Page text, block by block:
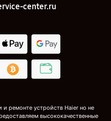
center.ru
ремонте устройств Haier но не
высококачественные